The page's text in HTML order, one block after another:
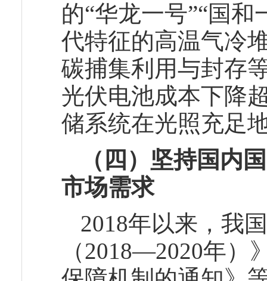
的“华龙一号”“国
代特征的高温气冷
碳捕集利用与封存
光伏电池成本下降
储系统在光照充足
（四）坚持国内
市场需求
2018年以来，我
（2018—2020年）